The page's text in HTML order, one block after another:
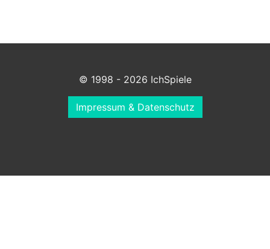
© 1998 - 2026 IchSpiele
Impressum & Datenschutz